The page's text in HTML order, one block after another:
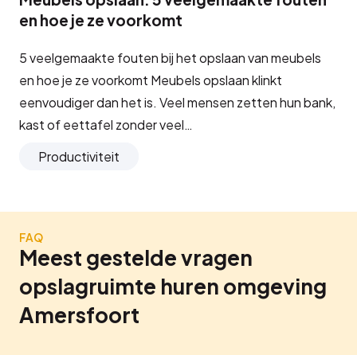
en hoe je ze voorkomt
5 veelgemaakte fouten bij het opslaan van meubels
en hoe je ze voorkomt Meubels opslaan klinkt
eenvoudiger dan het is. Veel mensen zetten hun bank,
kast of eettafel zonder veel…
Productiviteit
FAQ
Meest gestelde vragen
opslagruimte huren omgeving
Amersfoort